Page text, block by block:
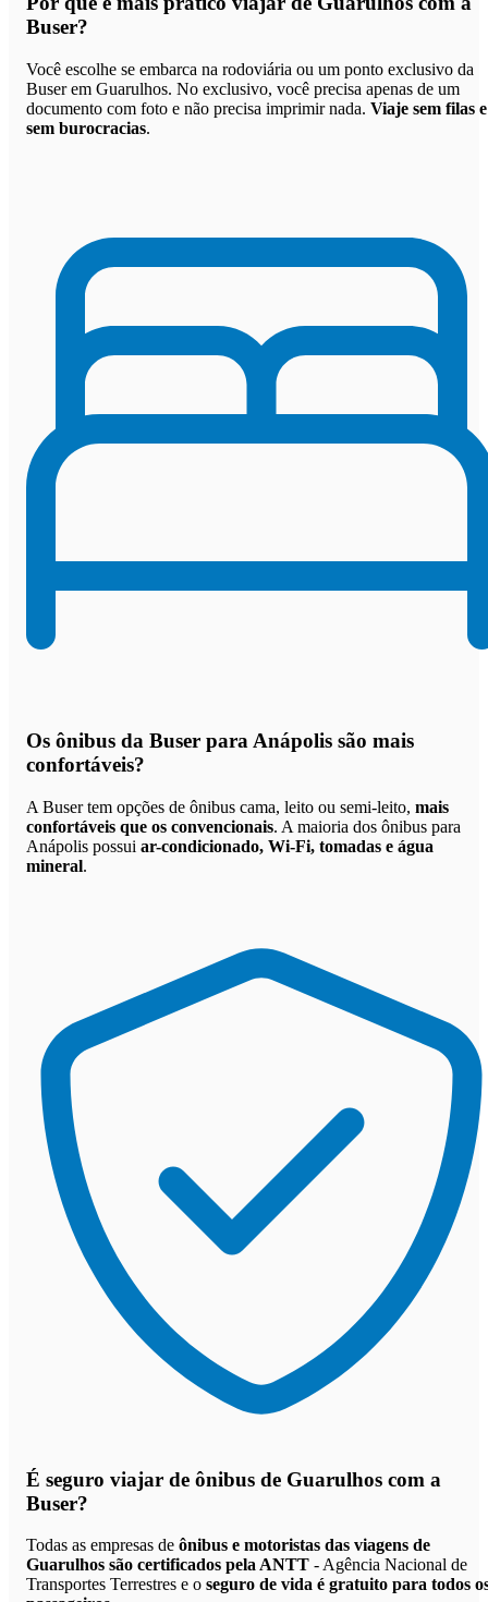
Buser?
Você escolhe se embarca na rodoviária ou um ponto exclusivo da
Buser em Guarulhos. No exclusivo, você precisa apenas de um
documento com foto e não precisa imprimir nada. Viaje sem filas e
sem burocracias.
Os ônibus da Buser para Anápolis são mais
confortáveis?
A Buser tem opções de ônibus cama, leito ou semi-leito, mais
confortáveis que os convencionais. A maioria dos ônibus para
Anápolis possui ar-condicionado, Wi-Fi, tomadas e água
mineral.
É seguro viajar de ônibus de Guarulhos com a
Buser?
Todas as empresas de ônibus e motoristas das viagens de
Guarulhos são certificados pela ANTT - Agência Nacional de
Transportes Terrestres e o seguro de vida é gratuito para todos